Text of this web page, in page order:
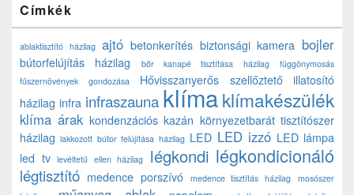
Címkék
ablaktisztító házilag ajtó betonkerítés biztonsági kamera bojler
bútorfelújítás házilag bőr kanapé tisztítása házilag
függönymosás
fűszernövények gondozása
Hővisszanyerős szellőztető
illatosító
házilag infra infraszauna klímaklímakészülék
klíma árak kondenzációs kazán környezetbarát tisztítószer
házilag lakkozott bútor felújítása házilag LED LED izzó LED lámpa
led tv levéltetű ellen házilag légkondi légkondicionáló
légtisztító medence porszívó medence tisztítás házilag
mosószer